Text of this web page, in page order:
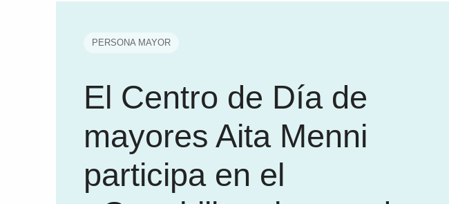
PERSONA MAYOR
El Centro de Día de
mayores Aita Menni
participa en el